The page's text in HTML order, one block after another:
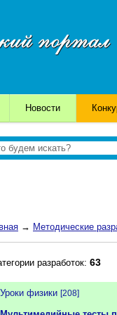
Новости
→ Методические
разработок: 63
Уроки физики [208]